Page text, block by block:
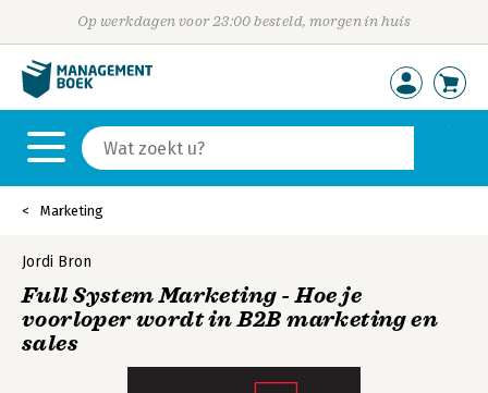
Op werkdagen voor 23:00 besteld, morgen in huis
Marketing
Jordi Bron
Full System Marketing - Hoe je
voorloper wordt in B2B marketing en
sales